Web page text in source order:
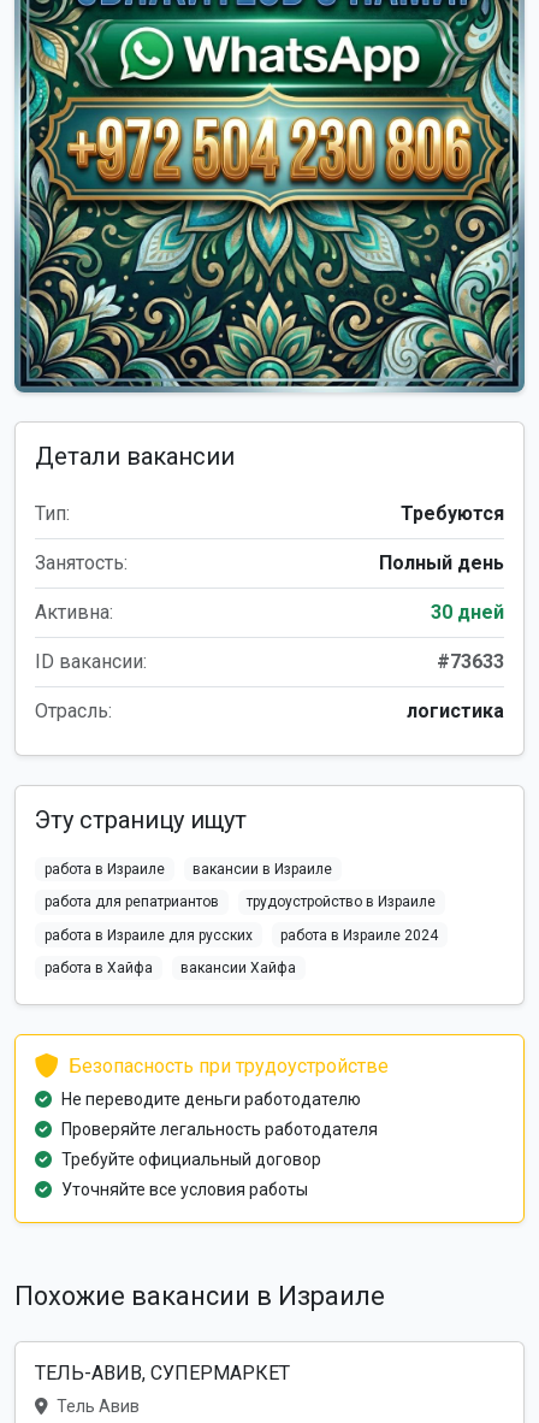
Детали вакансии
Тип: Требуются
Занятость: Полный день
Активна: 30 дней
ID вакансии: #73633
Отрасль: логистика
Эту страницу ищут
работа в Израиле
вакансии в Израиле
работа для репатриантов
трудоустройство в Израиле
работа в Израиле для русских
работа в Израиле 2024
работа в Хайфа
вакансии Хайфа
Безопасность при трудоустройстве
Не переводите деньги работодателю
Проверяйте легальность работодателя
Требуйте официальный договор
Уточняйте все условия работы
Похожие вакансии в Израиле
ТЕЛЬ-АВИВ, СУПЕРМАРКЕТ
Тель Авив